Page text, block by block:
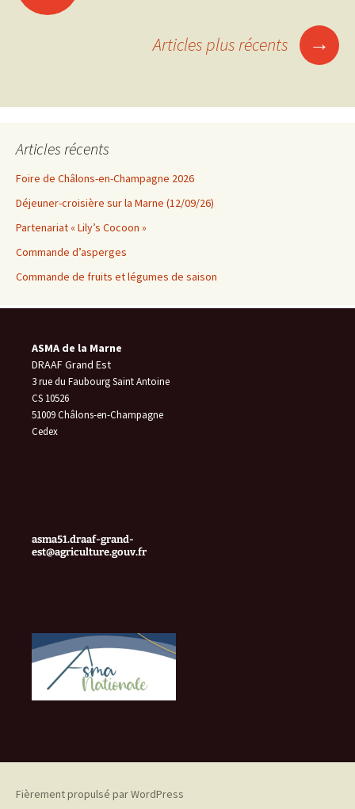
des
Articles plus récents →
Articles récents
Foire de Châlons-en-Champagne 2026
Déjeuner-croisière sur la Marne (12/09/26)
Partenariat « Lily’s Cocoon »
Commande d’asperges
Commande de fruits et légumes de saison
ASMA de la Marne
DRAAF Grand Est
3 rue du Faubourg Saint Antoine
CS 10526
51009 Châlons-en-Champagne
Cedex
asma51.draaf-grand-
est@agriculture.gouv.fr
Fièrement propulsé par WordPress